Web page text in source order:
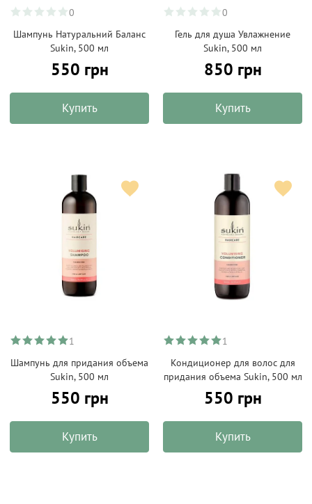
0
Шампунь Натуральний Баланс
Sukin, 500 мл
550 грн
Купить
0
Гель для душа Увлажнение
Sukin, 500 мл
850 грн
Купить
1
Шампунь для придания объема
Sukin, 500 мл
550 грн
Купить
1
Кондиционер для волос для
придания объема Sukin, 500 мл
550 грн
Купить